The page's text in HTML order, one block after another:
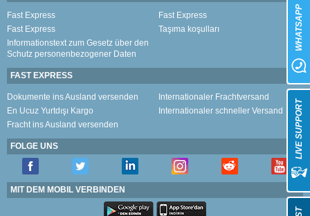
Fast Express
Fast Express
Fast Express
Taşıma koşulları
Informationstext zum Gesetz über den
Schutz personenbezogener Daten
FAST EXPRESS
Dokumente ins Ausland versenden
Internationaler Frachtversand
En Ucuz Yurtdışı Kargo
Internationaler schneller Versand
Fracht ins Ausland versenden
FOLGE UNS
MIT DEM MOBIL VERBINDEN
LIVE SUPPORT
WHATSAPP